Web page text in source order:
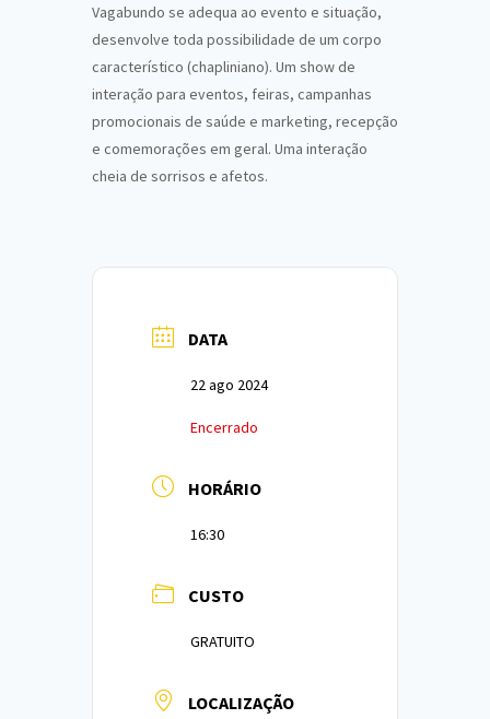
Vagabundo se adequa ao evento e situação,
desenvolve toda possibilidade de um corpo
característico (chapliniano). Um show de
interação para eventos, feiras, campanhas
promocionais de saúde e marketing, recepção
e comemorações em geral. Uma interação
cheia de sorrisos e afetos.
DATA
22 ago 2024
Encerrado
HORÁRIO
16:30
CUSTO
GRATUITO
LOCALIZAÇÃO